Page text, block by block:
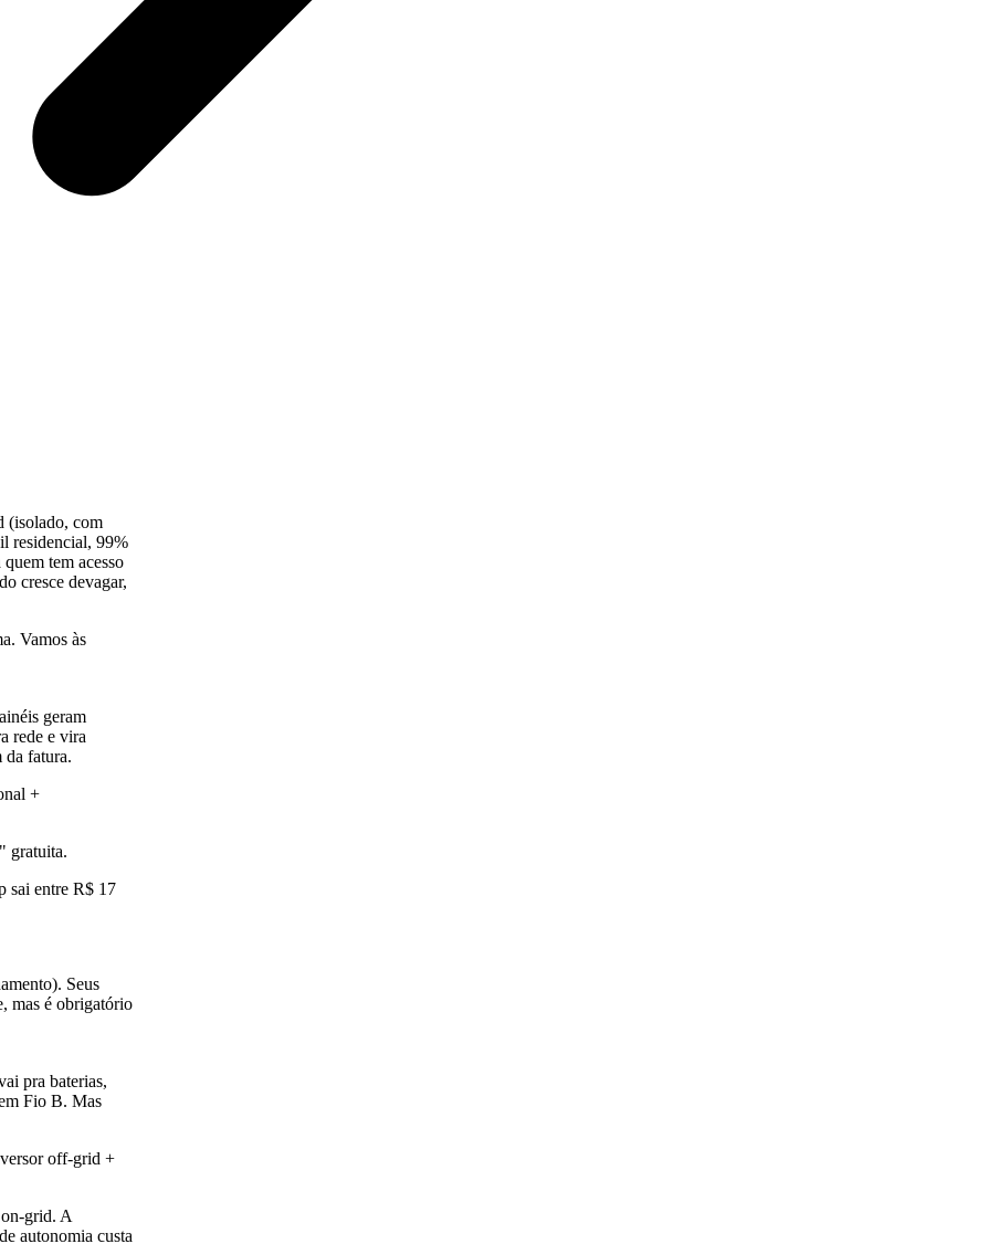
(isolado, com
residencial, 99%
tem acesso
cresce devagar,
Vamos às
geram
rede e vira
da fatura.
+
gratuita.
sai entre R$ 17
Seus
mas é obrigatório
pra baterias,
Fio B. Mas
off-grid +
grid. A
autonomia custa